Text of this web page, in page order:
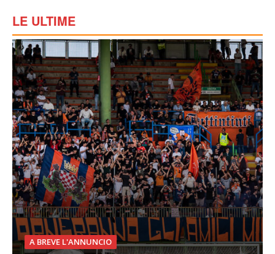
LE ULTIME
A BREVE L'ANNUNCIO